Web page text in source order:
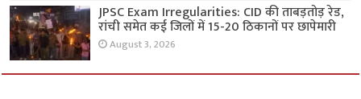
JPSC Exam Irregularities: CID की ताबड़तोड़ रेड,
रांची समेत कई जिलों में 15-20 ठिकानों पर छापेमारी
August 3, 2026